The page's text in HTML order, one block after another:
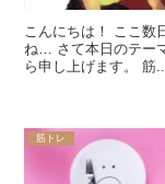
こんにちは！ ここ数
ね… さて本日のテー
ら申し上げます。 筋
筋トレ